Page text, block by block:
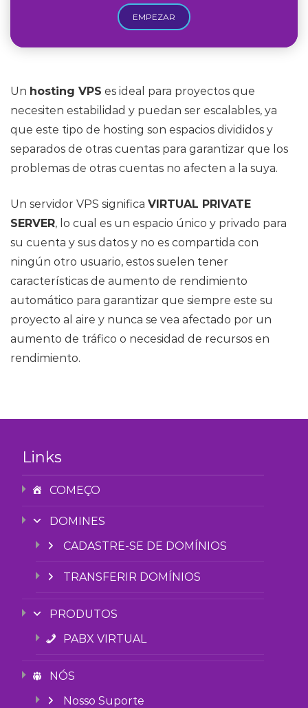
EMPEZAR
Un hosting VPS es ideal para proyectos que
necesiten estabilidad y puedan ser escalables, ya
que este tipo de hosting son espacios divididos y
separados de otras cuentas para garantizar que los
problemas de otras cuentas no afecten a la suya.
Un servidor VPS significa VIRTUAL PRIVATE
SERVER, lo cual es un espacio único y privado para
su cuenta y sus datos y no es compartida con
ningún otro usuario, estos suelen tener
características de aumento de rendimiento
automático para garantizar que siempre este su
proyecto al aire y nunca se vea afectado por un
aumento de tráfico o necesidad de recursos en
rendimiento.
Links
COMEÇO
DOMINES
CADASTRE-SE DE DOMÍNIOS
TRANSFERIR DOMÍNIOS
PRODUTOS
PABX VIRTUAL
NÓS
Nosso Suporte